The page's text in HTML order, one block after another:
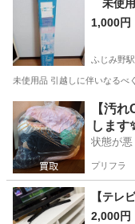
未使
1,000円
ふじみ野駅
未使用品 引越しに伴いなるべ
埼玉 ふじみ野市 ふ
【汚
します
状態が
プリフラ
【テレ
2,000円